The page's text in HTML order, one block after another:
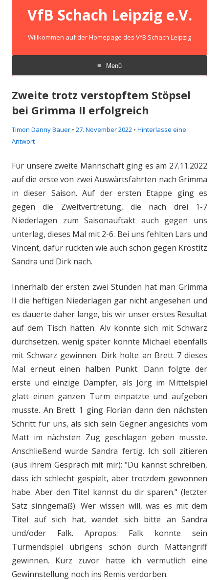
VfB Schach Leipzig e.V.
Willkommen auf der Homepage des VfB Schach Leipzig
Menü
Zum
springen
Zweite trotz verstopftem Stöpsel
bei Grimma II erfolgreich
Timon Danny Bauer • 27. November 2022 • Hinterlasse eine
Antwort
Für unsere zweite Mannschaft ging es am 27.11.2022
auf die erste von zwei Auswärtsfahrten nach Grimma
in dieser Saison. Auf der ersten Etappe ging es
gegen die Zweitvertretung, die nach drei 1-7
Niederlagen zum Saisonauftakt auch gegen uns
unterlag, dieses Mal mit 2-6. Bei uns fehlten Lars und
Vincent, dafür rückten wie auch schon gegen Krostitz
Sandra und Dirk nach.
Innerhalb der ersten zwei Stunden hat man Grimma
II die heftigen Niederlagen gar nicht angesehen und
es dauerte daher lange, bis wir unser erstes Resultat
auf dem Tisch hatten. Alv konnte sich mit Schwarz
durchsetzen, wenig später konnte Michael ebenfalls
mit Schwarz gewinnen. Dirk holte an Brett 7 dieses
Mal erneut einen halben Punkt. Dann folgte der
erste und einzige Dämpfer, als Jörg im Mittelspiel
glatt einen ganzen Turm einpatzte und aufgeben
musste. An Brett 1 ging Florian dann den nächsten
Schritt für uns, als sich sein Gegner angesichts vom
Matt im nächsten Zug geschlagen geben musste.
Anschließend wurde Sandra fertig. Ich soll zitieren
(aus ihrem Gespräch mit mir): "Du kannst schreiben,
dass ich schlecht gespielt, aber trotzdem gewonnen
habe. Aber den Titel kannst du dir sparen." (letzter
Satz sinngemäß). Wer wissen will, was es mit dem
Titel auf sich hat, wendet sich bitte an Sandra
und/oder Falk. Apropos: Falk konnte sein
Turmendspiel übrigens schön durch Mattangriff
gewinnen. Kurz zuvor hatte ich vermutlich eine
Gewinnstellung noch ins Remis verdorben.